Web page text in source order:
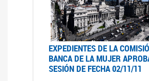
EXPEDIENTES DE LA
BANCA DE LA MUJER
SESIÓN DE FECHA 02/11/11